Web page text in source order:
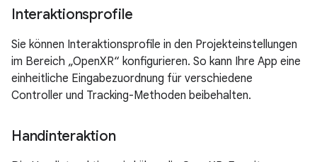
Interaktionsprofile
Sie können Interaktionsprofile in den Projekteinstellungen
im Bereich „OpenXR“ konfigurieren. So kann Ihre App eine
einheitliche Eingabezuordnung für verschiedene
Controller und Tracking-Methoden beibehalten.
Handinteraktion